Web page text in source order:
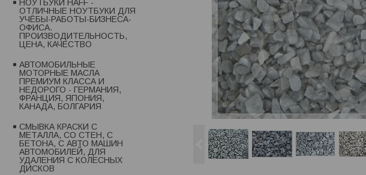
НОУТБУКИ HAFF -
ОТЛИЧНЫЕ НОУТБУКИ ДЛЯ
УЧЁБЫ-РАБОТЫ-БИЗНЕСА-
ОФИСА.
ПРОИЗВОДИТЕЛЬНОСТЬ,
ЦЕНА, КАЧЕСТВО
АВТОМОБИЛЬНЫЕ
МОТОРНЫЕ МАСЛА
ПРЕМИУМ КЛАССА И
НЕДОРОГО - ГЕРМАНИЯ,
ФРАНЦИЯ, ЯПОНИЯ,
КАНАДА, БОЛГАРИЯ
СМЫВКА КРАСКИ С
МЕТАЛЛА, СО СТЕН, С
БЕТОНА, С АВТО МАШИН
АВТОМОБИЛЕЙ, ДЛЯ
УДАЛЕНИЯ С КОЛЕСНЫХ
ДИСКОВ